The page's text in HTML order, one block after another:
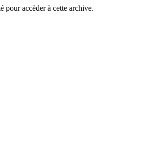
pour accèder à cette archive.